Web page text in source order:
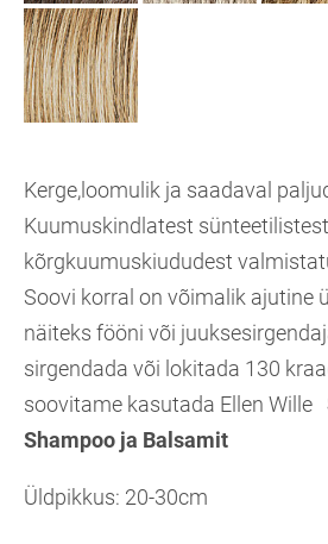
Kerge,loomulik ja saadaval
Kuumuskindlatest
kõrgkuumuskiududest
Soovi korral on võimalik ajutine
näiteks fööni või
sirgendada või lokitada 130
soovitame kasutada Ellen Wille
Shampoo ja Balsamit
Üldpikkus: 20-30cm